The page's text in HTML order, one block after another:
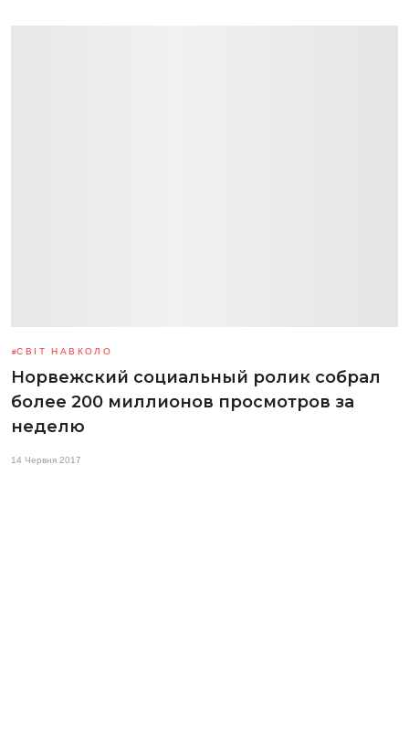
СВІТ НАВКОЛО
Норвежский социальный ролик собрал
более 200 миллионов просмотров за
неделю
14 Червня 2017